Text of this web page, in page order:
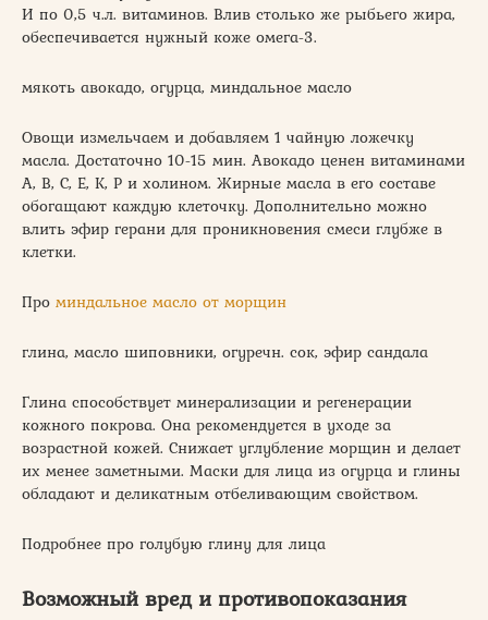
И по 0,5 ч.л. витаминов. Влив столько же рыбьего жира,
обеспечивается нужный коже омега-3.
мякоть авокадо, огурца, миндальное масло
Овощи измельчаем и добавляем 1 чайную ложечку
масла. Достаточно 10-15 мин. Авокадо ценен витаминами
А, В, С, Е, К, Р и холином. Жирные масла в его составе
обогащают каждую клеточку. Дополнительно можно
влить эфир герани для проникновения смеси глубже в
клетки.
Про миндальное масло от морщин
глина, масло шиповники, огуречн. сок, эфир сандала
Глина способствует минерализации и регенерации
кожного покрова. Она рекомендуется в уходе за
возрастной кожей. Снижает углубление морщин и делает
их менее заметными. Маски для лица из огурца и глины
обладают и деликатным отбеливающим свойством.
Подробнее про голубую глину для лица
Возможный вред и противопоказания